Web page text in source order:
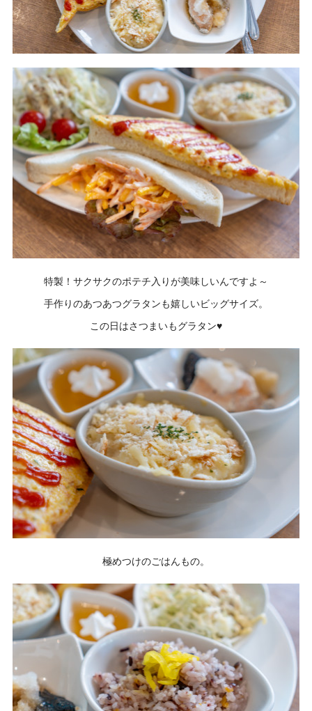
特製！サクサクのポテチ入りが美味しいんですよ～
手作りのあつあつグラタンも嬉しいビッグサイズ。
この日はさつまいもグラタン♥
極めつけのごはんもの。